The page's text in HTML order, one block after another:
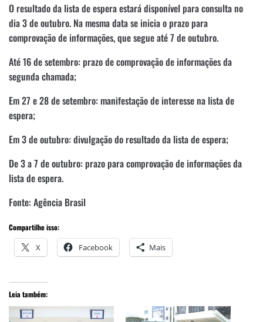
O resultado da lista de espera estará disponível para consulta no
dia 3 de outubro. Na mesma data se inicia o prazo para
comprovação de informações, que segue até 7 de outubro.
Até 16 de setembro: prazo de comprovação de informações da
segunda chamada;
Em 27 e 28 de setembro: manifestação de interesse na lista de
espera;
Em 3 de outubro: divulgação do resultado da lista de espera;
De 3 a 7 de outubro: prazo para comprovação de informações da
lista de espera.
Fonte: Agência Brasil
Compartilhe isso:
X Facebook Mais
Leia também: